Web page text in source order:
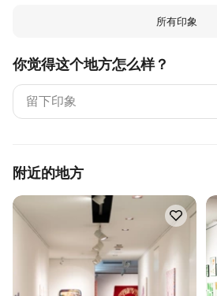
所有印象
你觉得这个地方怎么样？
附近的地方